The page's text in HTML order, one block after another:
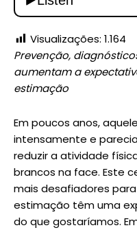
Visualizações: 1.164
Prevenção,
aumentam a
estimação
Em poucos anos,
intensamente e
reduzir a atividade
brancos na face. Este
mais desafiadores
estimação têm uma
do que gostaríamos.